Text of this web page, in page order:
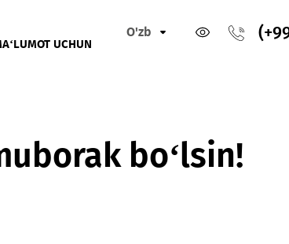
MA‘LUMOT UCHUN
O'zb
bo‘lsin!